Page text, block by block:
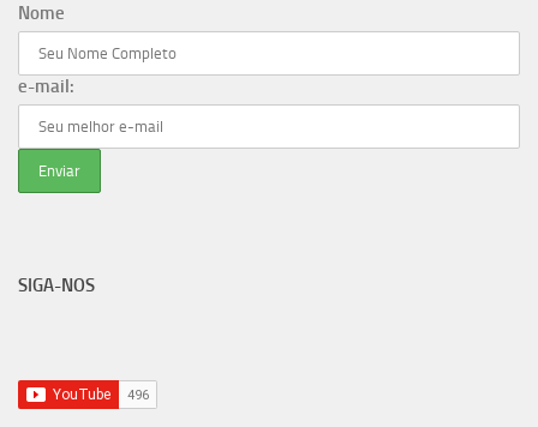
Nome
e-mail:
SIGA-NOS